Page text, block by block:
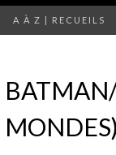
A À Z | RECUEILS
MONDES)